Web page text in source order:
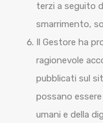
terzi a seguito
smarrimento,
Il Gestore ha
ragionevole
pubblicati sul
possano
umani e della